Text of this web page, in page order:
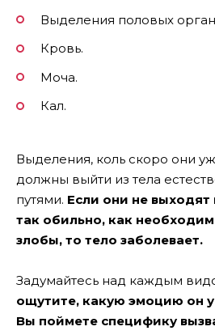
Выделения половых
Кровь.
Моча.
Кал.
Выделения, коль скоро они
должны выйти из тела
путями. Если они не
так обильно, как
злобы, то тело заболевает.
Задумайтесь над каждым
ощутите, какую эмоцию он
Вы поймете специфику